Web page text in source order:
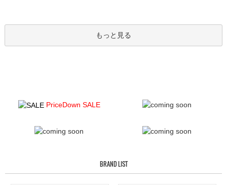
もっと見る
PriceDown SALE
BRAND LIST